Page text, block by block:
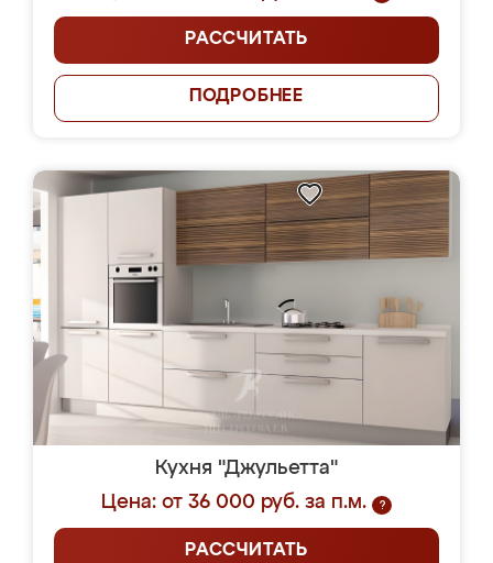
РАССЧИТАТЬ
ПОДРОБНЕЕ
Кухня "Джульетта"
Цена: от 36 000 руб. за п.м.
?
РАССЧИТАТЬ